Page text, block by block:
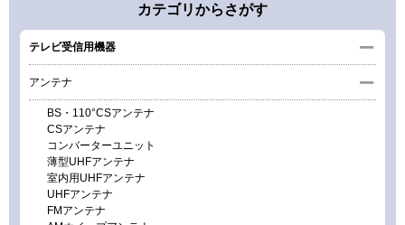
カテゴリからさがす
テレビ受信用機器
アンテナ
BS・110°CSアンテナ
CSアンテナ
コンバーターユニット
薄型UHFアンテナ
室内用UHFアンテナ
UHFアンテナ
FMアンテナ